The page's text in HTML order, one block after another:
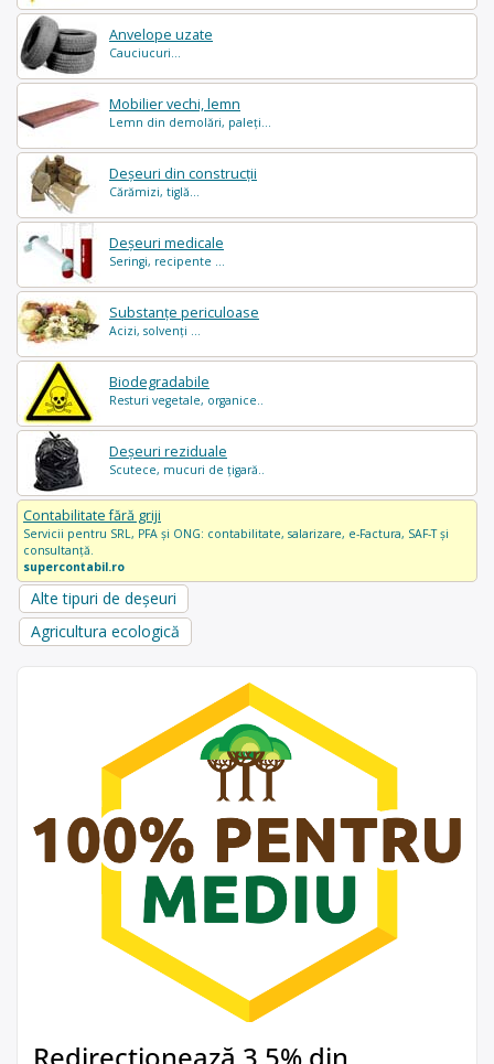
Anvelope uzate
Cauciucuri...
Mobilier vechi, lemn
Lemn din demolări, paleți...
Deșeuri din construcții
Cărămizi, tiglă...
Deșeuri medicale
Seringi, recipente ...
Substanțe periculoase
Acizi, solvenți ...
Biodegradabile
Resturi vegetale, organice..
Deșeuri reziduale
Scutece, mucuri de țigară..
Contabilitate fără griji
Servicii pentru SRL, PFA și ONG: contabilitate, salarizare, e-Factura, SAF-T și
consultanță.
supercontabil.ro
Alte tipuri de deșeuri
Agricultura ecologică